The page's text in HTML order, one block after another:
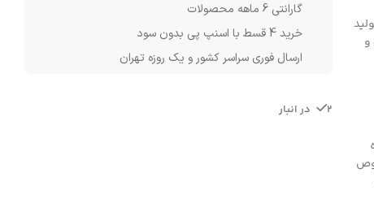
و
گارانتی 6 ماهه محصولات
خرید 4 قسط با اسنپ پی بدون سود
ارسال فوری سراسر کشور و یک روزه تهران
2 در انبار